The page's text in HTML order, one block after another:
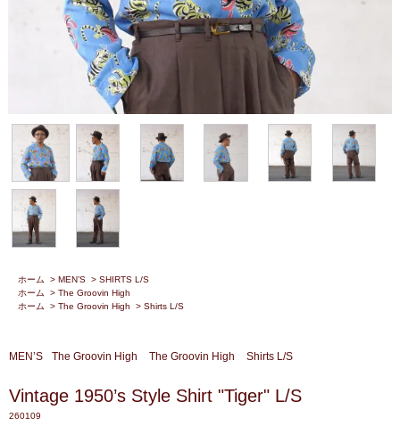
ホーム > MEN’S > SHIRTS L/S
ホーム
> The Groovin High
ホーム
> The Groovin High > Shirts L/S
MEN’S The Groovin High The Groovin High Shirts L/S
Vintage 1950’s Style Shirt "Tiger" L/S
260109